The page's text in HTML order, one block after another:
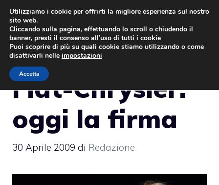
Vai
contenuto
Fiat-Chrysler:
oggi la firma
30 Aprile 2009 di Redazione
Utilizziamo i cookie per offrirti la migliore esperienza sul nostro
sito web.
Cliccando sulla pagina, effettuando lo scroll o chiudendo il
banner, presti il consenso all’uso di tutti i cookie
Puoi scoprire di più su quali cookie stiamo utilizzando o come
disattivarli nelle impostazioni
Accetta